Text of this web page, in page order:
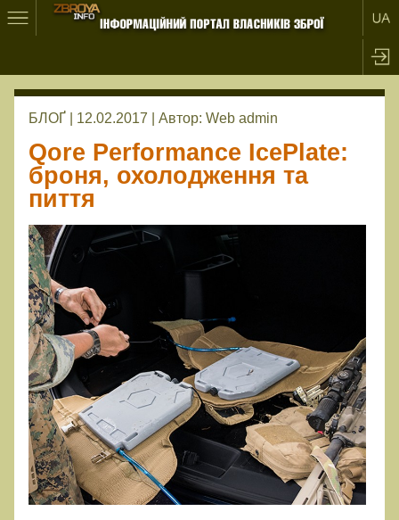
БЛОҐ | 12.02.2017 | Автор: Web admin
Qore Performance IcePlate:
броня, охолодження та
пиття